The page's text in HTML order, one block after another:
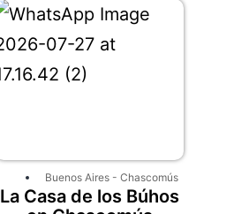
Buenos Aires- Chascomús
La Casa de los Búhos